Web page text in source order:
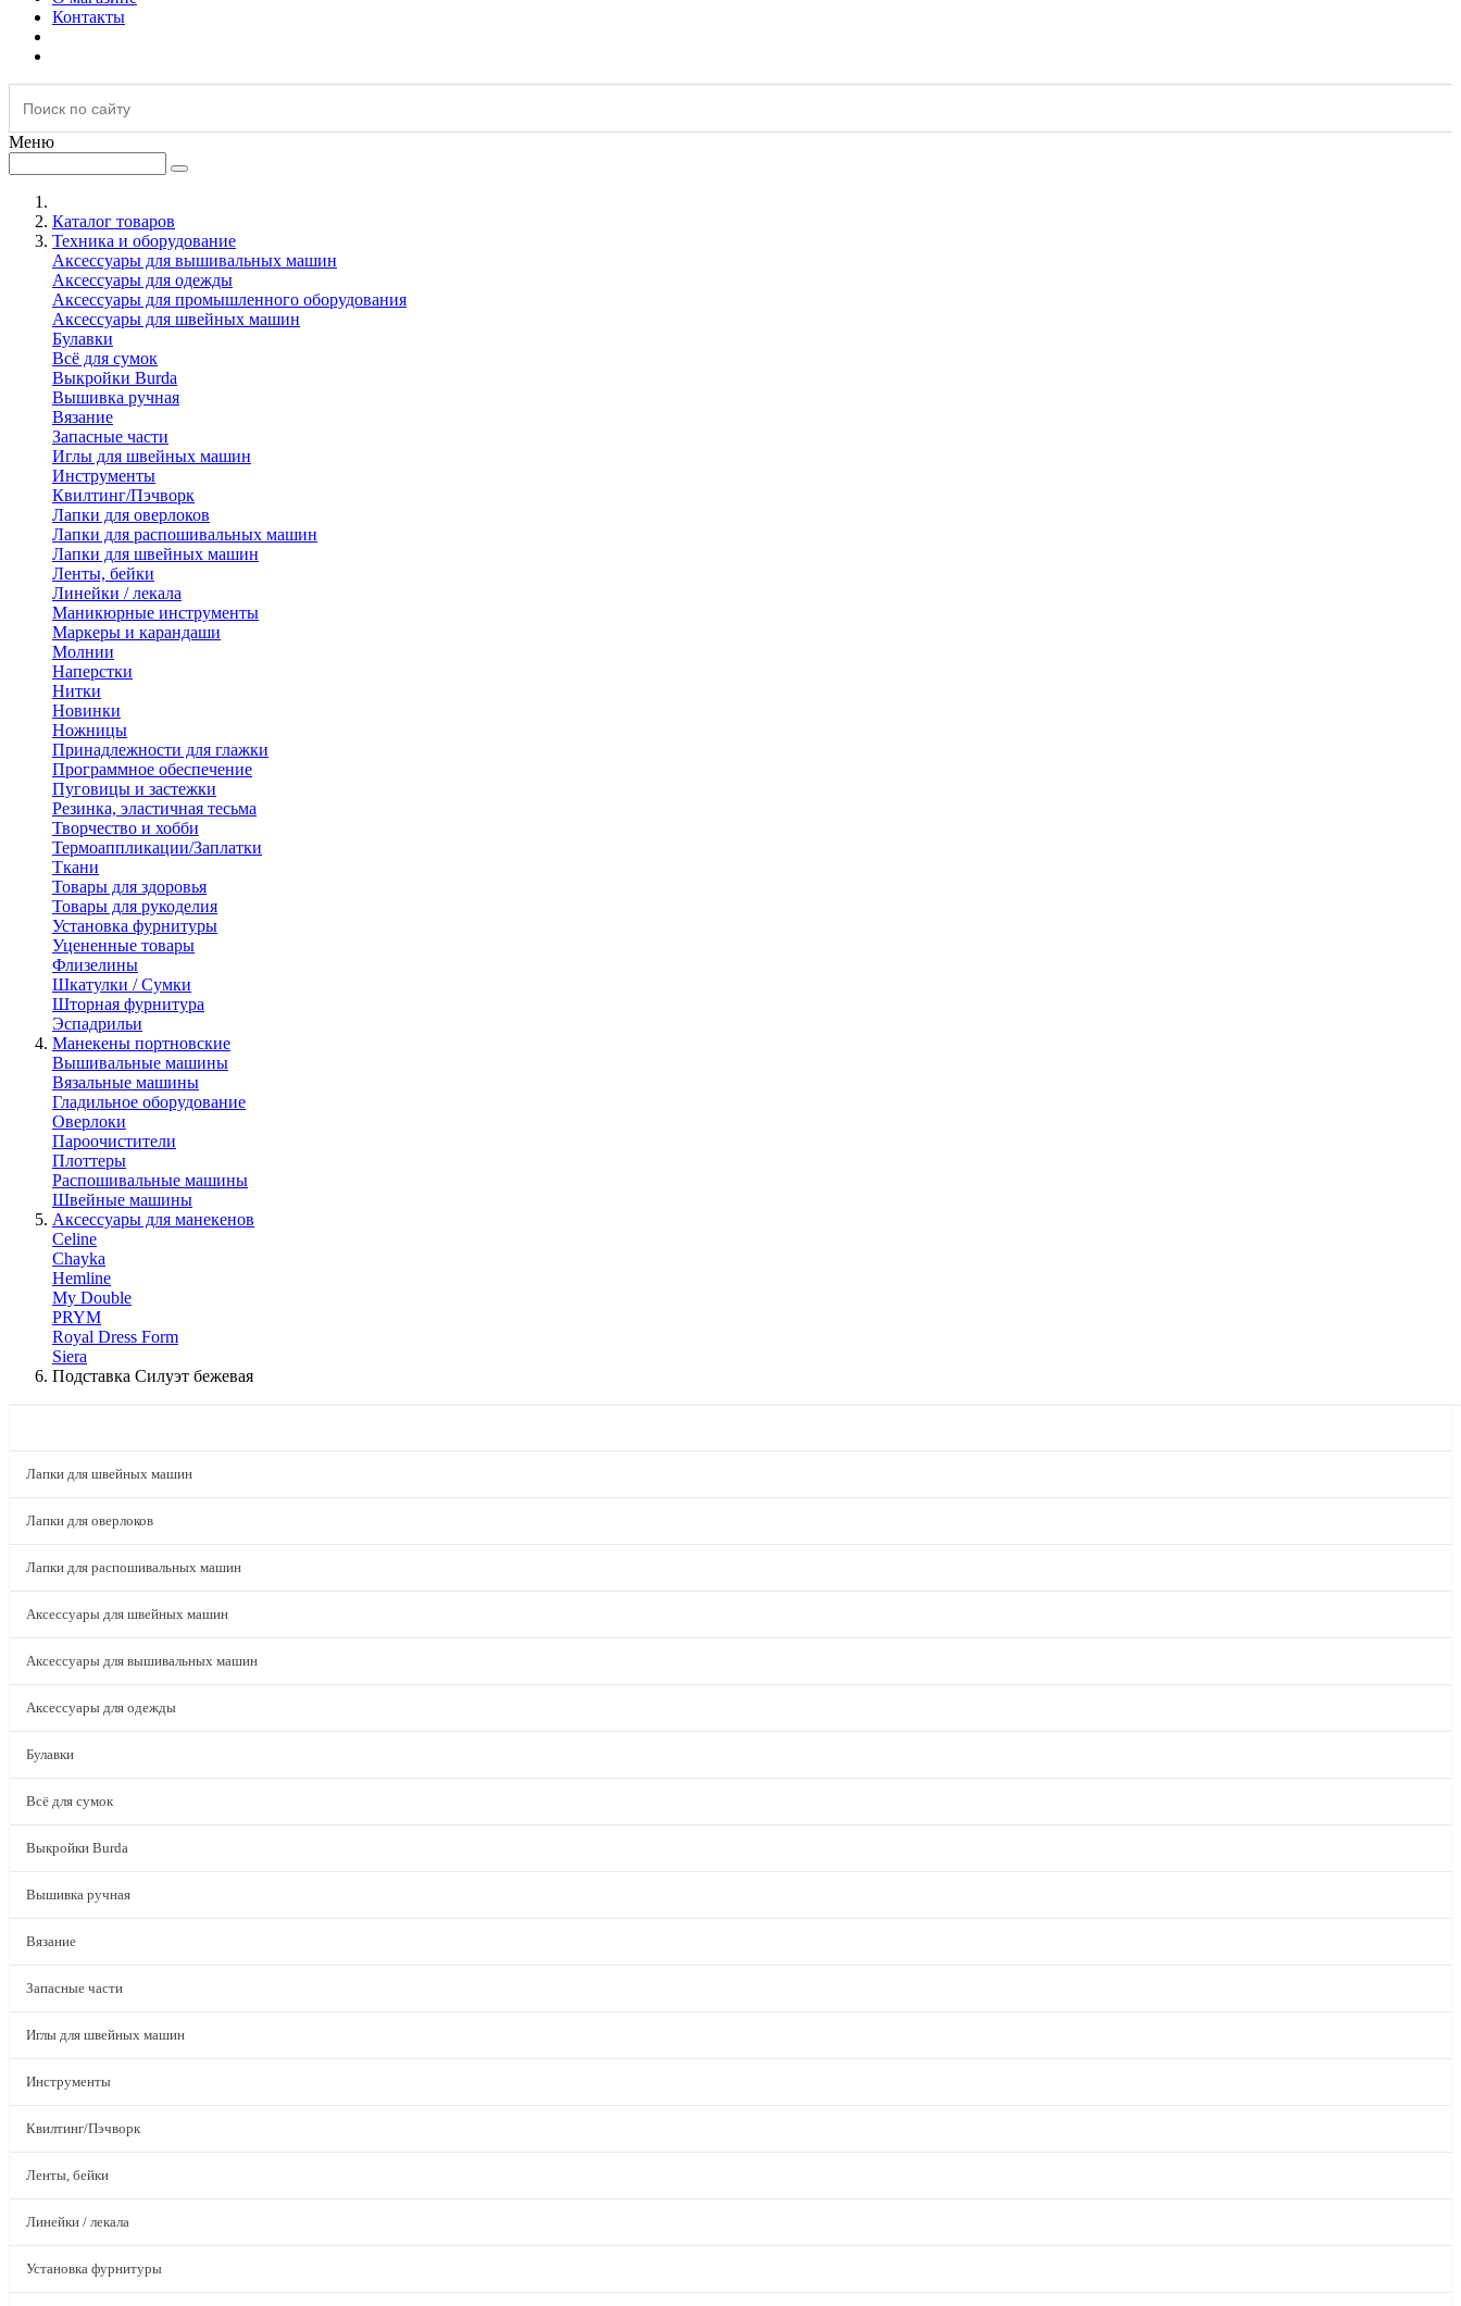
Контакты
Меню
Каталог товаров
Техника и оборудование
Аксессуары для вышивальных машин
Аксессуары для одежды
Аксессуары для промышленного оборудования
Аксессуары для швейных машин
Булавки
Всё для сумок
Выкройки Burda
Вышивка ручная
Вязание
Запасные части
Иглы для швейных машин
Инструменты
Квилтинг/Пэчворк
Лапки для оверлоков
Лапки для распошивальных машин
Лапки для швейных машин
Ленты, бейки
Линейки / лекала
Маникюрные инструменты
Маркеры и карандаши
Молнии
Наперстки
Нитки
Новинки
Ножницы
Принадлежности для глажки
Программное обеспечение
Пуговицы и застежки
Резинка, эластичная тесьма
Творчество и хобби
Термоаппликации/Заплатки
Ткани
Товары для здоровья
Товары для рукоделия
Установка фурнитуры
Уцененные товары
Флизелины
Шкатулки / Сумки
Шторная фурнитура
Эспадрильи
Манекены портновские
Вышивальные машины
Вязальные машины
Гладильное оборудование
Оверлоки
Пароочистители
Плоттеры
Распошивальные машины
Швейные машины
Аксессуары для манекенов
Celine
Chayka
Hemline
My Double
PRYM
Royal Dress Form
Siera
Подставка Силуэт бежевая
Лапки для швейных машин
Лапки для оверлоков
Лапки для распошивальных машин
Аксессуары для швейных машин
Аксессуары для вышивальных машин
Аксессуары для одежды
Булавки
Всё для сумок
Выкройки Burda
Вышивка ручная
Вязание
Запасные части
Иглы для швейных машин
Инструменты
Квилтинг/Пэчворк
Ленты, бейки
Линейки / лекала
Установка фурнитуры